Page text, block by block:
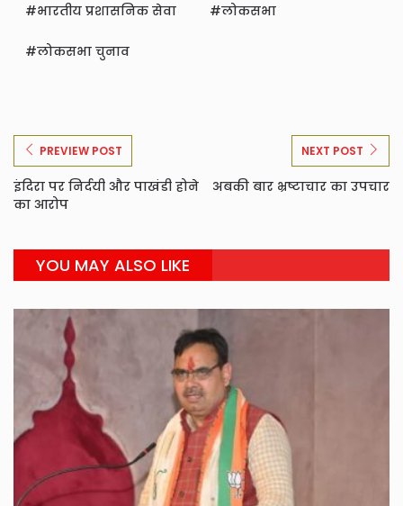
भारतीय प्रशासनिक सेवा लोकसभा
लोकसभा चुनाव
PREVIEW POST
इंदिरा पर निर्दयी और पाखंडी होने
का आरोप
NEXT POST
अबकी बार भ्रष्टाचार का उपचार
YOU MAY ALSO LIKE